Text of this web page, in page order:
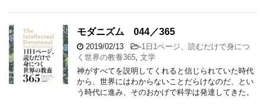
モダニズム 044／365
2019/02/13 -1日1ページ、読むだけで身につ
く世界の教養365 文学
神がすべてを説明してくれると信じられていた時代
から、世界にはわからないことだらけなのだ、とい
う時代に進み、そのおかげで科学は発達してきた。